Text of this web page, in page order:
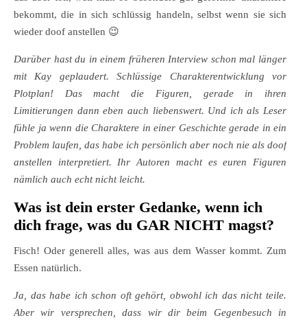
bekommt, die in sich schlüssig handeln, selbst wenn sie sich
wieder doof anstellen 😉
Darüber hast du in einem früheren Interview schon mal länger
mit Kay geplaudert. Schlüssige Charakterentwicklung vor
Plotplan! Das macht die Figuren, gerade in ihren
Limitierungen dann eben auch liebenswert. Und ich als Leser
fühle ja wenn die Charaktere in einer Geschichte gerade in ein
Problem laufen, das habe ich persönlich aber noch nie als doof
anstellen interpretiert. Ihr Autoren macht es euren Figuren
nämlich auch echt nicht leicht.
Was ist dein erster Gedanke, wenn ich
dich frage, was du GAR NICHT magst?
Fisch! Oder generell alles, was aus dem Wasser kommt. Zum
Essen natürlich.
Ja, das habe ich schon oft gehört, obwohl ich das nicht teile.
Aber wir versprechen, dass wir dir beim Gegenbesuch in